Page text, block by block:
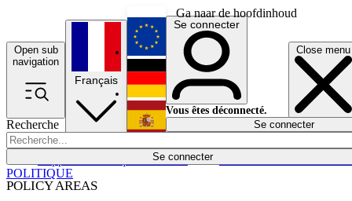
Ga naar de hoofdinhoud
Open sub
navigation
Close menu
Recherche
Se connecter
POLICY AREAS
Économie
Français
English
Deutsch
Español
Se connecter
Vous êtes déconnecté.
Se connecter
POLITIQUE